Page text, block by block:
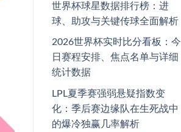
世界杯球星数据排行榜：进
球、助攻与关键传球全面解析
2026世界杯实时比分看板：今
日赛程安排、焦点名单与详细
统计数据
LPL夏季赛强弱悬疑指数变
化：季后赛边缘队在生死战中
的爆冷独赢几率解析